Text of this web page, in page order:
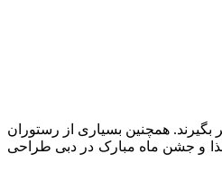
همچنین بسیاری از رستوران
همه این امکانات افطاری و سحری در امارات، به همراه چادرهای معروف رمضان 2024 که برای صرف غذا و جشن ماه مبارک در دبی طراحی